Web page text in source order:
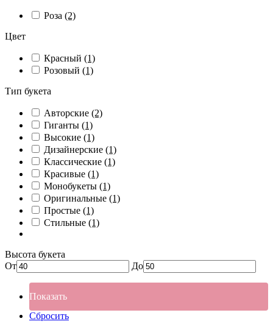
Роза (2)
Цвет
Красный (1)
Розовый (1)
Тип букета
Авторские (2)
Гиганты (1)
Высокие (1)
Дизайнерские (1)
Классические (1)
Красивые (1)
Монобукеты (1)
Оригинальные (1)
Простые (1)
Стильные (1)
Высота букета
От
До
Показать
Сбросить